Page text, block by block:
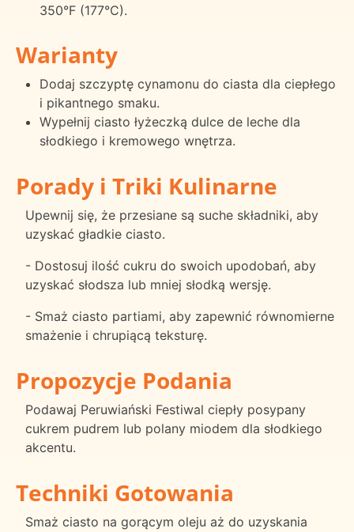
350°F (177°C).
Warianty
Dodaj szczyptę cynamonu do ciasta dla ciepłego
i pikantnego smaku.
Wypełnij ciasto łyżeczką dulce de leche dla
słodkiego i kremowego wnętrza.
Porady i Triki Kulinarne
Upewnij się, że przesiane są suche składniki, aby
uzyskać gładkie ciasto.
- Dostosuj ilość cukru do swoich upodobań, aby
uzyskać słodsza lub mniej słodką wersję.
- Smaż ciasto partiami, aby zapewnić równomierne
smażenie i chrupiącą teksturę.
Propozycje Podania
Podawaj Peruwiański Festiwal ciepły posypany
cukrem pudrem lub polany miodem dla słodkiego
akcentu.
Techniki Gotowania
Smaż ciasto na gorącym oleju aż do uzyskania